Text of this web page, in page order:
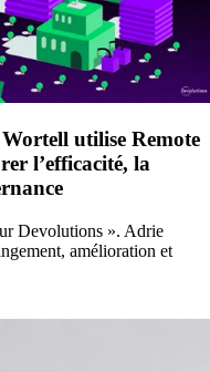
utilise Remote
l’efficacité, la
Devolutions ». Adrie
amélioration et